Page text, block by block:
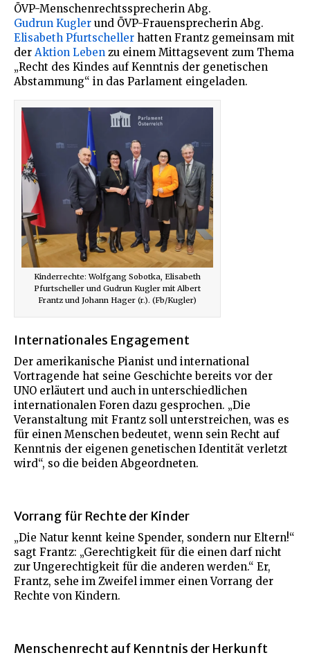
ÖVP-Menschenrechtssprecherin Abg.
Gudrun Kugler und ÖVP-Frauensprecherin Abg.
Elisabeth Pfurtscheller hatten Frantz gemeinsam mit
der Aktion Leben zu einem Mittagsevent zum Thema
„Recht des Kindes auf Kenntnis der genetischen
Abstammung“ in das Parlament eingeladen.
Kinderrechte: Wolfgang Sobotka, Elisabeth
Pfurtscheller und Gudrun Kugler mit Albert
Frantz und Johann Hager (r.). (Fb/Kugler)
Internationales Engagement
Der amerikanische Pianist und international
Vortragende hat seine Geschichte bereits vor der
UNO erläutert und auch in unterschiedlichen
internationalen Foren dazu gesprochen. „Die
Veranstaltung mit Frantz soll unterstreichen, was es
für einen Menschen bedeutet, wenn sein Recht auf
Kenntnis der eigenen genetischen Identität verletzt
wird“, so die beiden Abgeordneten.
Vorrang für Rechte der Kinder
„Die Natur kennt keine Spender, sondern nur Eltern!“
sagt Frantz: „Gerechtigkeit für die einen darf nicht
zur Ungerechtigkeit für die anderen werden.“ Er,
Frantz, sehe im Zweifel immer einen Vorrang der
Rechte von Kindern.
Menschenrecht auf Kenntnis der Herkunft